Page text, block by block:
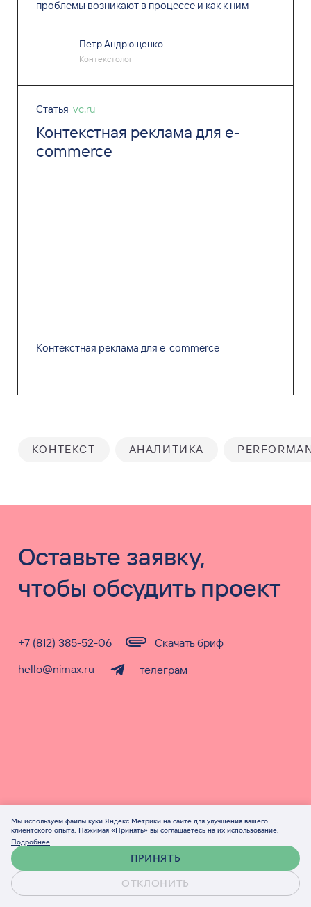
проблемы возникают в процессе и как к ним
Петр Андрющенко
Контекстолог
Статья vc.ru
Контекстная реклама для e-
commerce
Контекстная реклама для e-commerce
КОНТЕКСТ АНАЛИТИКА
Оставьте заявку,
чтобы обсудить проект
hello@nimax.ru
+7 (812) 385-52-06
телеграм
Скачать бриф
Работа
info@nimax.ru
Мы используем файлы куки Яндекс.Метрики на сайте для улучшения вашего
клиентского опыта. Нажимая «Принять» вы соглашаетесь на их использование.
Подробнее
ПРИНЯТЬ
ОТКЛОНИТЬ